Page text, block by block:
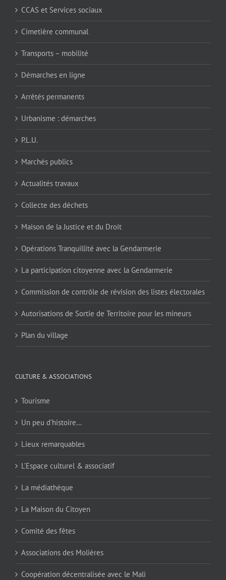
CCAS et Services sociaux
Cimetière communal
Transports – mobilité
Démarches en ligne
Arrêtés permanents
Urbanisme : démarches
P.L.U.
Marchés publics
Actualités travaux
Collecte des déchets
Maison de la Justice et du Droit
Opérations Tranquillité avec la Gendarmerie
La participation citoyenne avec la Gendarmerie
Commission de contrôle de révision des listes électorales
Autorisations de Sortie de Territoire pour les mineurs
Plan du village
CULTURE & ASSOCIATIONS
Tourisme
Un peu d’histoire…
Lieux remarquables
L’Espace culturel & associatif
La médiathèque
La Maison du Citoyen
Comité des fêtes
Associations des Molières
Coopération décentralisée avec le Mali